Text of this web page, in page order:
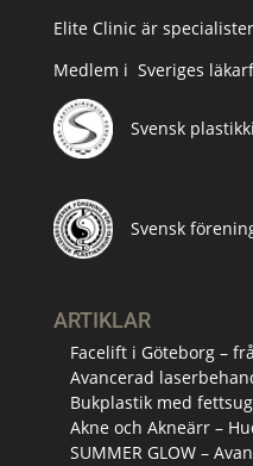
Elite Clinic är
Medlem i Sveriges
Svensk
Svensk
ARTIKLAR
Facelift i Göteborg –
Avancerad
Bukplastik med
Akne och Akneärr –
SUMMER GLOW –